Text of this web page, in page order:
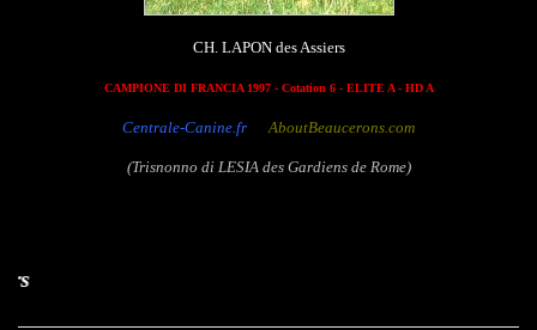
CH. LAPON des Assiers
CAMPIONE DI FRANCIA 1997 - Cotation 6 - ELITE A - HD A
Centrale-Canine.fr AboutBeaucerons.com
(Trisnonno di LESIA des Gardiens de Rome)